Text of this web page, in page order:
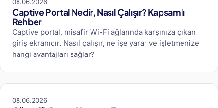
08.06.2026
Captive Portal Nedir, Nasıl Çalışır? Kapsamlı
Rehber
Captive portal, misafir Wi-Fi ağlarında karşınıza çıkan
giriş ekranıdır. Nasıl çalışır, ne işe yarar ve işletmenize
hangi avantajları sağlar?
08.06.2026